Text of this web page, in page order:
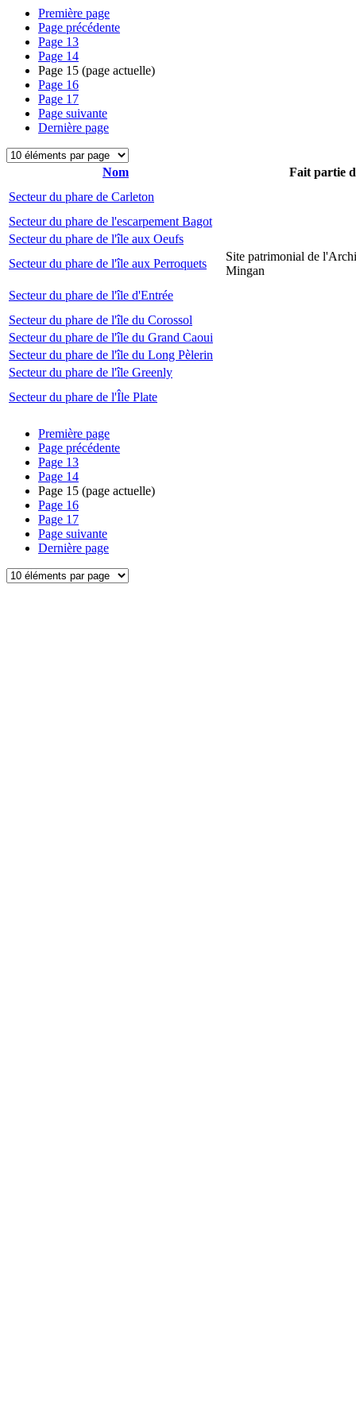
Première page
Page précédente
Page 13
Page 14
Page 15 (page actuelle)
Page 16
Page 17
Page suivante
Dernière page
Nom
Fait partie
Secteur du phare de Carleton
Secteur du phare de l'escarpement Bagot
Secteur du phare de l'île aux Oeufs
Secteur du phare de l'île aux Perroquets
Site patrimonial de
Mingan
Secteur du phare de l'île d'Entrée
Secteur du phare de l'île du Corossol
Secteur du phare de l'île du Grand Caoui
Secteur du phare de l'île du Long Pèlerin
Secteur du phare de l'île Greenly
Secteur du phare de l'Île Plate
Première page
Page précédente
Page 13
Page 14
Page 15 (page actuelle)
Page 16
Page 17
Page suivante
Dernière page